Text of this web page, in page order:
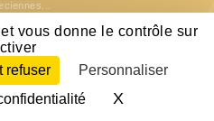
vous donne le contrôle sur
refuser
Personnaliser
XMasquer le